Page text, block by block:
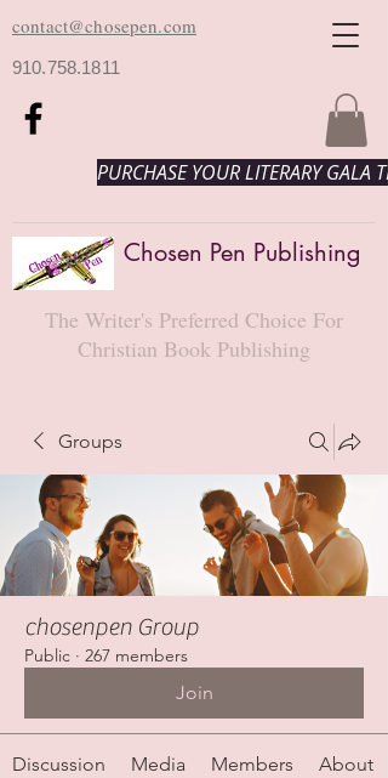
contact@chosepen.com
910.758.1811
PURCHASE YOUR LITERARY GALA
Chosen Pen Publishing
The Writer's Preferred Choice For
Christian Book Publishing
Groups
chosenpen Group
Public · 267 members
Join
Discussion Media Members About